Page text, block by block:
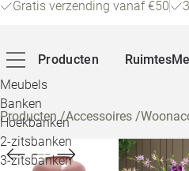
Gratis verzending vanaf €50
Producten
Meubels
Banken
Hoekbanken
2-zitsbanken
3-zitsbanken
Ruimtes
Producten/Accessoires /